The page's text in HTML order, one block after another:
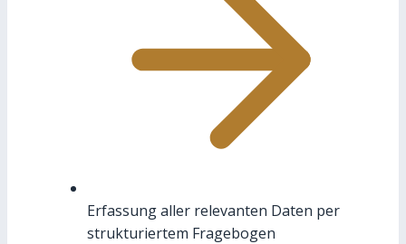
Erfassung aller relevanten Daten per
strukturiertem Fragebogen